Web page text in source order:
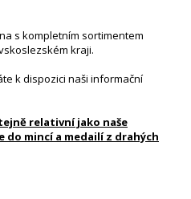
s kompletním sortimentem
kraji.
k dispozici naši informační
relativní jako naše
mincí a medailí z drahých